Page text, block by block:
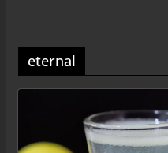
eternal